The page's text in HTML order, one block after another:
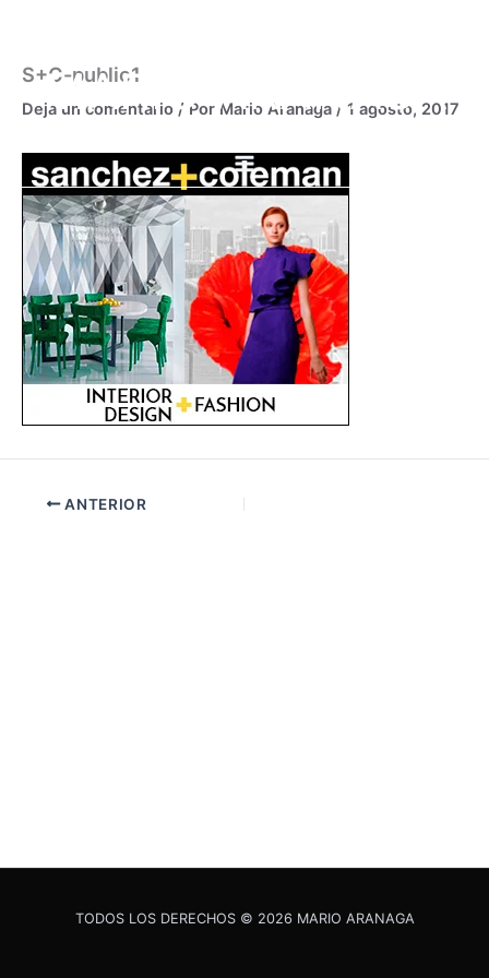
contenidoMARIO ARANAGA
S+C-public1
Deja un comentario / Por Mario Aranaga / 1 agosto, 2017
ANTERIOR
TODOS LOS DERECHOS © 2026 MARIO ARANAGA